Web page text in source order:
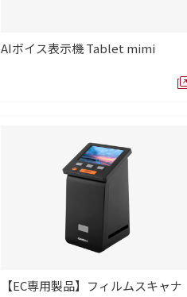
AIボイス表示機 Tablet mimi
【EC専用製品】フィルムスキャナ